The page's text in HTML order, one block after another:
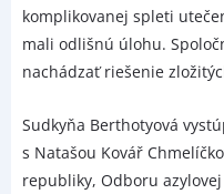
komplikovanej spleti
mali odlišnú úlohu.
nachádzať riešenie
Sudkyňa Berthotyová
s Natašou Kovář
republiky, Odboru